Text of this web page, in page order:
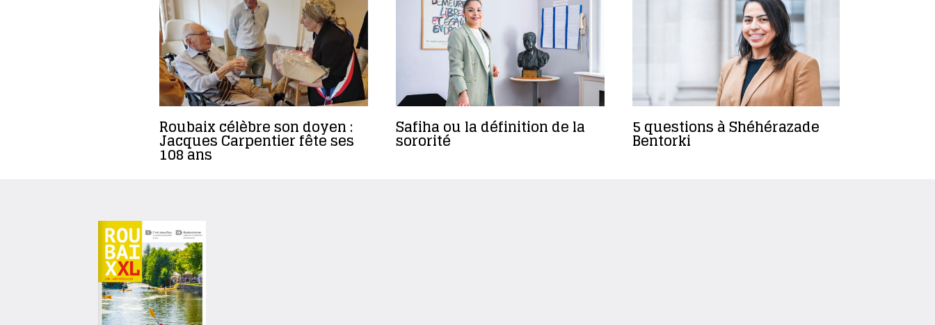
Roubaix célèbre son doyen :
Jacques Carpentier fête ses
108 ans
Safiha ou la définition de la
sororité
5 questions à Shéhérazade
Bentorki